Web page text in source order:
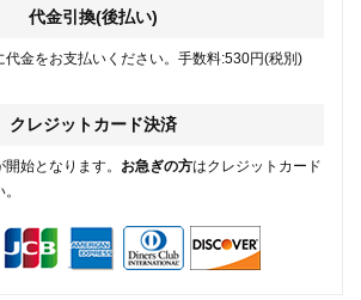
代金引換(後払い)
代金をお支払いください。手数料:530円(税別)
クレジットカード決済
始となります。 お急ぎの方はクレジットカード